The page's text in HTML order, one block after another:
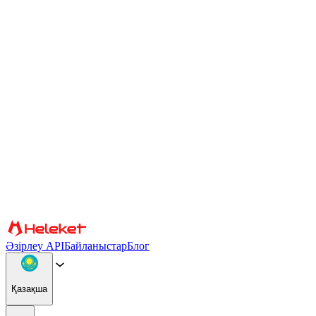
Әзірлеу APIБайланыстарБлог
Қазақша